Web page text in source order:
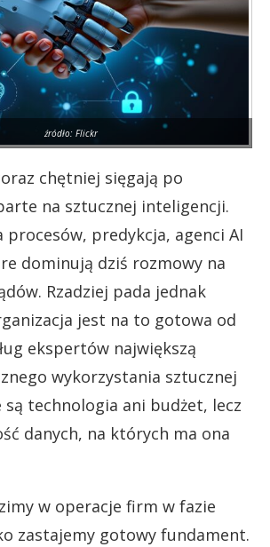
źródło: Flickr
chętniej sięgają po
na sztucznej inteligencji.
procesów, predykcja, agenci AI
dominują dziś rozmowy na
Rzadziej pada jednak
jest na to gotowa od
ekspertów największą
wykorzystania sztucznej
technologia ani budżet, lecz
danych, na których ma ona
w operacje firm w fazie
zastajemy gotowy fundament.